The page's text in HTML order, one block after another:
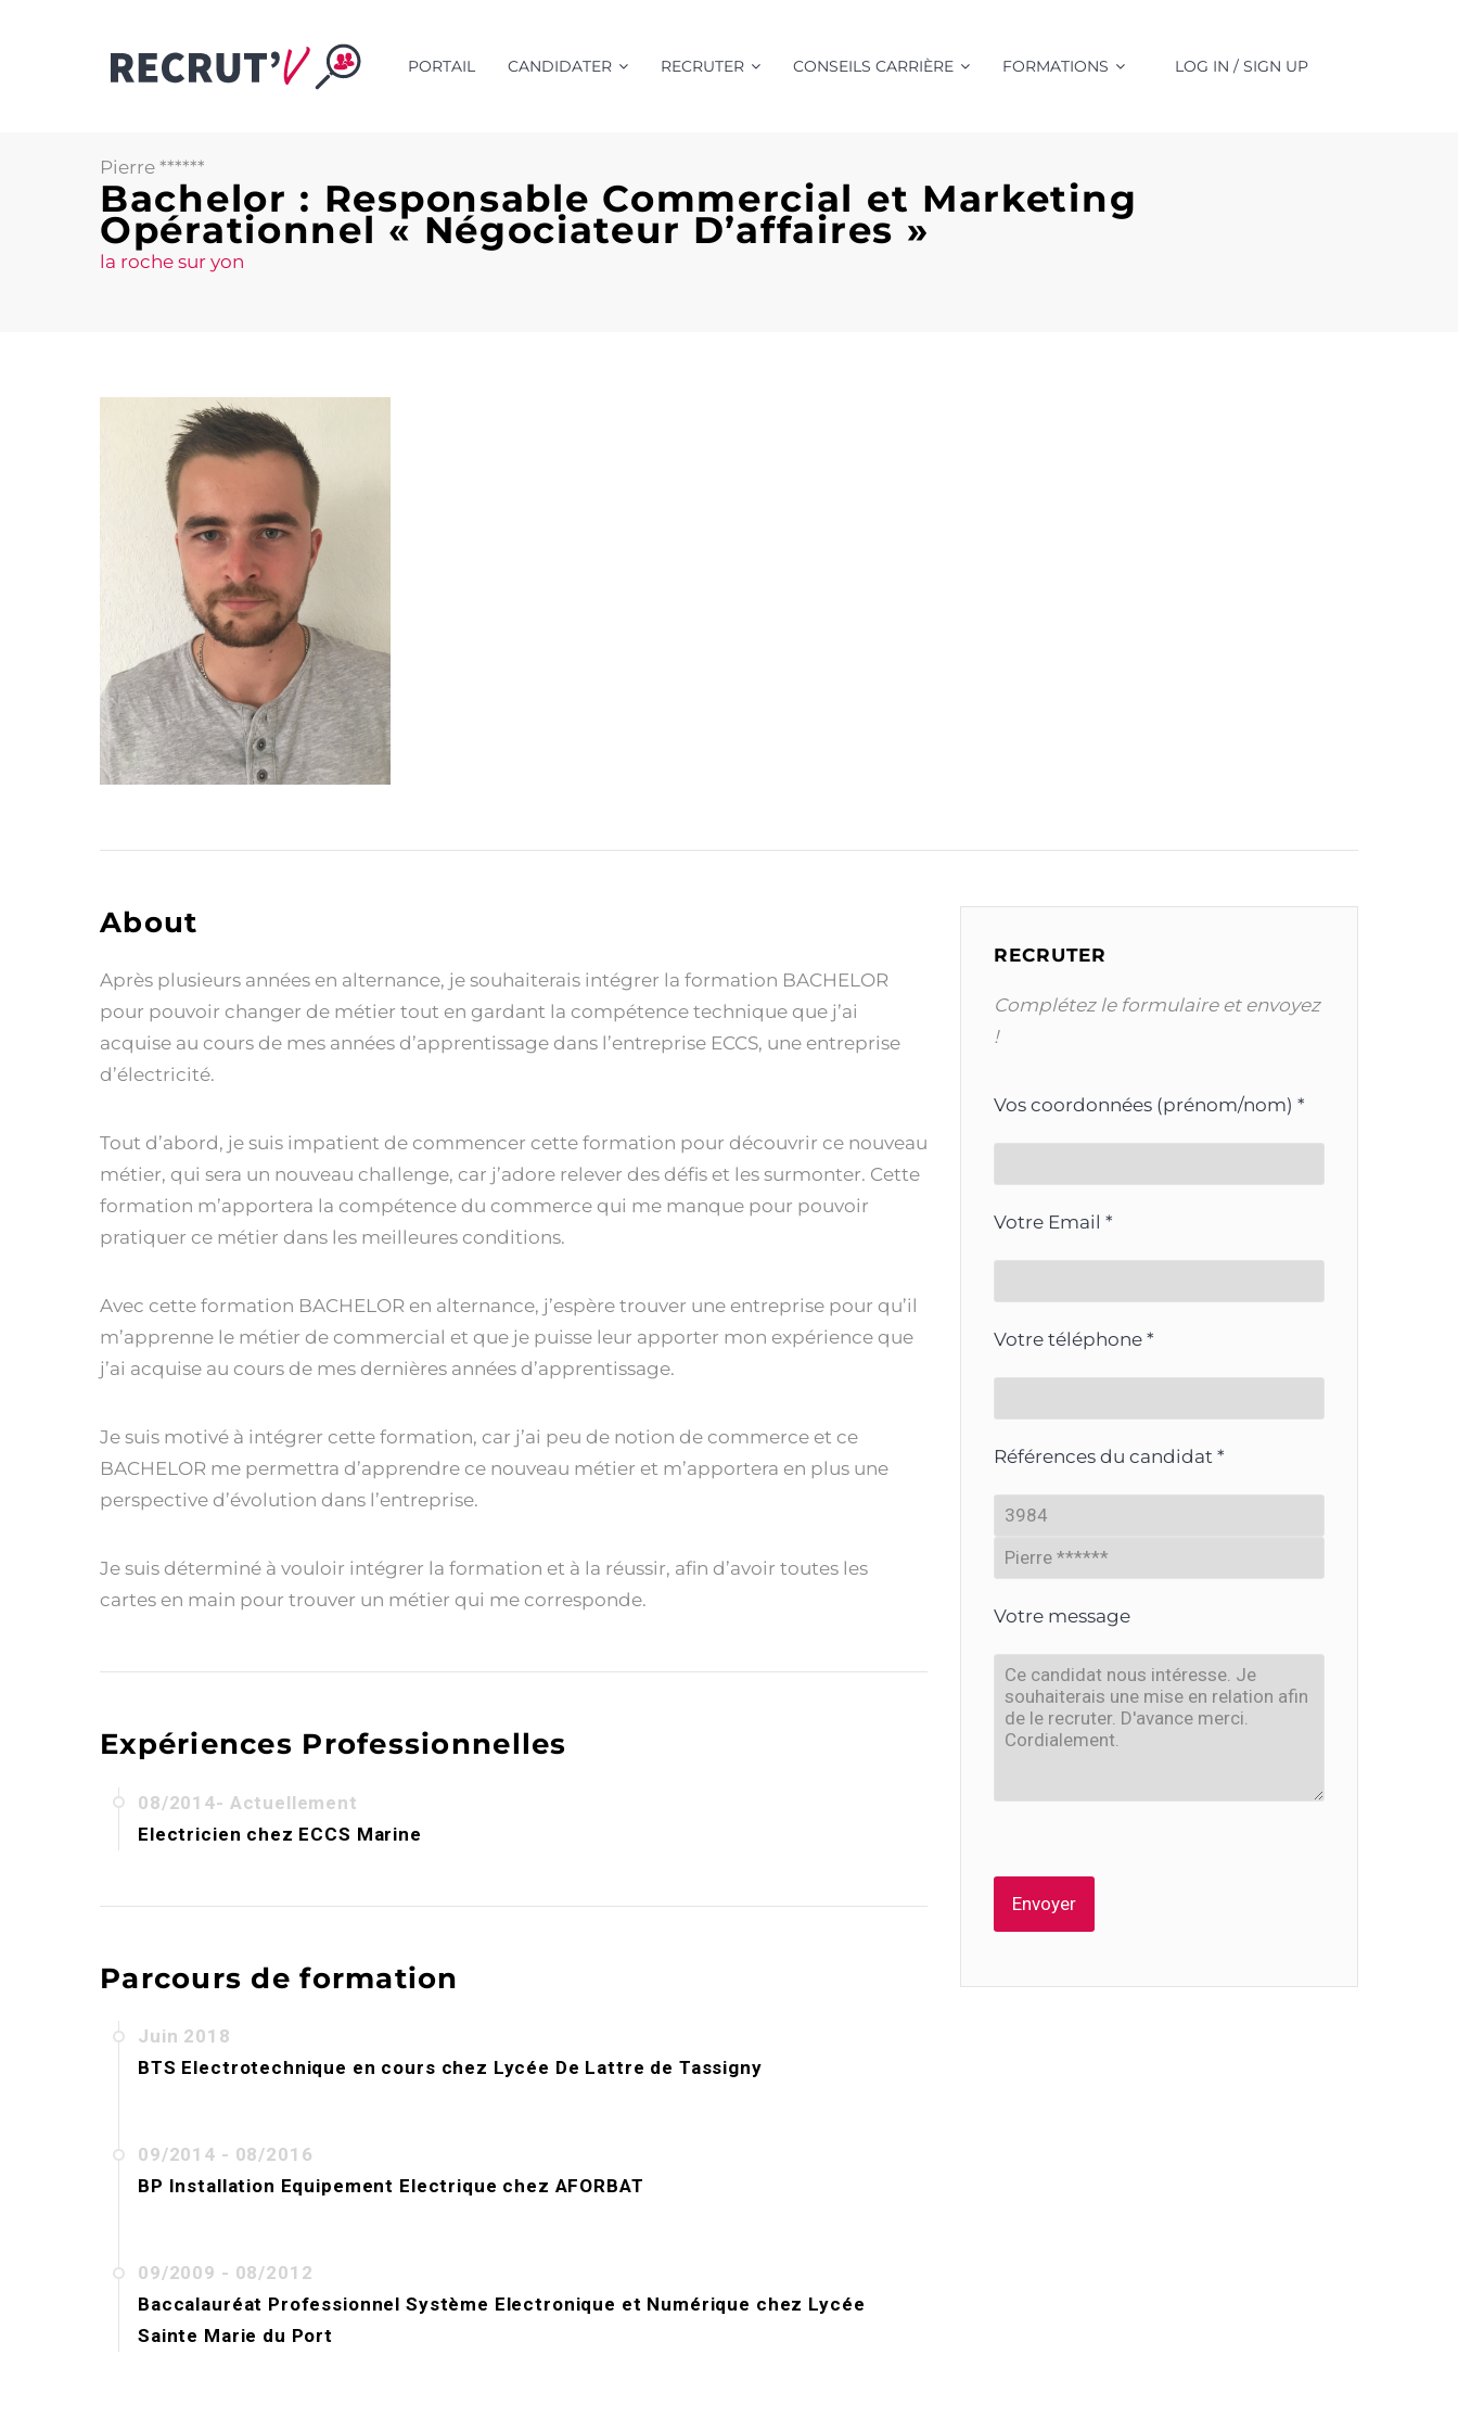
PORTAIL CANDIDATER RECRUTER CONSEILS CARRIÈRE FORMATIONS LOG IN / SIGN UP
Pierre ******
Bachelor : Responsable Commercial et Marketing
Opérationnel « Négociateur D’affaires »
la roche sur yon
About
Après plusieurs années en alternance, je souhaiterais intégrer la formation BACHELOR
pour pouvoir changer de métier tout en gardant la compétence technique que j’ai
acquise au cours de mes années d’apprentissage dans l’entreprise ECCS, une entreprise
d’électricité.
Tout d’abord, je suis impatient de commencer cette formation pour découvrir ce nouveau
métier, qui sera un nouveau challenge, car j’adore relever des défis et les surmonter. Cette
formation m’apportera la compétence du commerce qui me manque pour pouvoir
pratiquer ce métier dans les meilleures conditions.
Avec cette formation BACHELOR en alternance, j’espère trouver une entreprise pour qu’il
m’apprenne le métier de commercial et que je puisse leur apporter mon expérience que
j’ai acquise au cours de mes dernières années d’apprentissage.
Je suis motivé à intégrer cette formation, car j’ai peu de notion de commerce et ce
BACHELOR me permettra d’apprendre ce nouveau métier et m’apportera en plus une
perspective d’évolution dans l’entreprise.
Je suis déterminé à vouloir intégrer la formation et à la réussir, afin d’avoir toutes les
cartes en main pour trouver un métier qui me corresponde.
Expériences Professionnelles
08/2014- Actuellement
Electricien chez ECCS Marine
Parcours de formation
Juin 2018
BTS Electrotechnique en cours chez Lycée De Lattre de Tassigny
09/2014 - 08/2016
BP Installation Equipement Electrique chez AFORBAT
09/2009 - 08/2012
Baccalauréat Professionnel Système Electronique et Numérique chez Lycée
Sainte Marie du Port
RECRUTER
Complétez le formulaire et envoyez
!
Vos coordonnées (prénom/nom) *
Votre Email *
Votre téléphone *
Références du candidat *
Votre message